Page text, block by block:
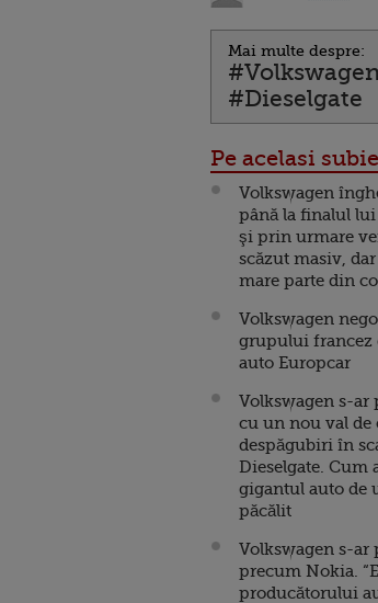
Mai multe despre:
#Dieselgate
Pe acelasi
Volkswagen
până la finalul
şi prin urmare
scăzut masiv,
mare parte din
Volkswagen
grupului
auto Europcar
Volkswagen s-ar
cu un nou val de
despăgubiri în
Dieselgate. Cum
gigantul auto de
păcălit
Volkswagen s-ar
precum Nokia.
producătorului